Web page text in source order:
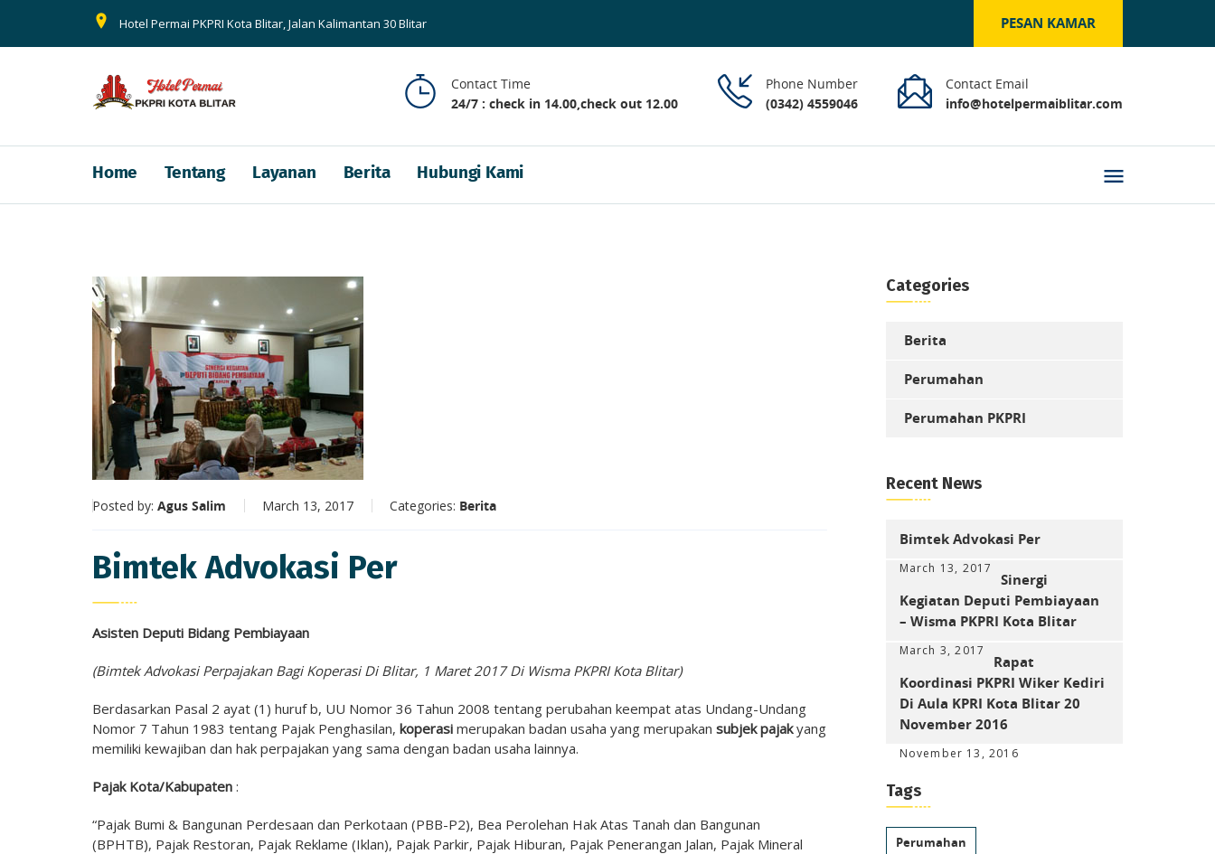
Hotel Permai PKPRI Kota Blitar, Jalan Kalimantan 30 Blitar PESAN KAMAR
Contact Time
24/7 : check in 14.00,check out 12.00
Phone Number
(0342) 4559046
Contact Email
info@hotelpermaiblitar.com
Home Tentang Layanan Berita Hubungi Kami
Posted by: Agus Salim March 13, 2017 Categories: Berita
Bimtek Advokasi Per
Asisten Deputi Bidang Pembiayaan
(Bimtek Advokasi Perpajakan Bagi Koperasi Di Blitar, 1 Maret 2017 Di Wisma PKPRI Kota Blitar)
Berdasarkan Pasal 2 ayat (1) huruf b, UU Nomor 36 Tahun 2008 tentang perubahan keempat atas Undang-Undang
Nomor 7 Tahun 1983 tentang Pajak Penghasilan, koperasi merupakan badan usaha yang merupakan subjek pajakyang
memiliki kewajiban dan hak perpajakan yang sama dengan badan usaha lainnya.
Pajak Kota/Kabupaten :
“Pajak Bumi & Bangunan Perdesaan dan Perkotaan (PBB-P2), Bea Perolehan Hak Atas Tanah dan Bangunan
(BPHTB), Pajak Restoran, Pajak Reklame (Iklan), Pajak Parkir, Pajak Hiburan, Pajak Penerangan Jalan, Pajak Mineral
Categories
Berita
Perumahan
Perumahan PKPRI
Recent News
Bimtek Advokasi Per
March 13, 2017
Sinergi
Kegiatan Deputi Pembiayaan
– Wisma PKPRI Kota Blitar
March 3, 2017
Rapat
Koordinasi PKPRI Wiker Kediri
Di Aula KPRI Kota Blitar 20
November 2016
November 13, 2016
Tags
Perumahan